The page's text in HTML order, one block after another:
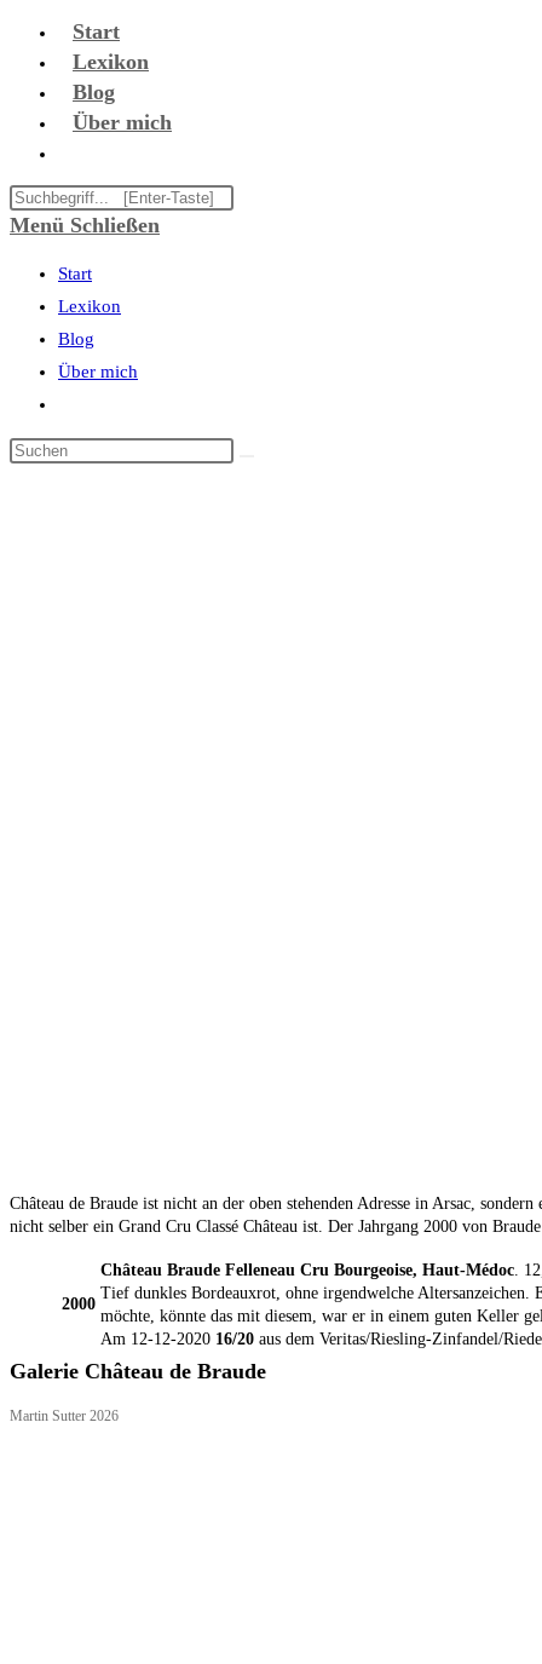
Zum
Start
Lexikon
Blog
Über mich
Suche
umschalten
Diese
Website
Menü Schließen
Start
Lexikon
Blog
Über mich
Suche
umschalten
Château de Braude ist nicht an der oben stehenden Adresse in Arsac,
nicht selber ein Grand Cru Classé Château ist. Der Jahrgang 2000 von
2000
Château Braude Felleneau Cru Bourgeoise, Haut-Médoc .
Tief dunkles Bordeauxrot, ohne irgendwelche
möchte, könnte das mit diesem, war er in einem guten Keller
Am 12-12-2020 16/20 aus dem Veritas/Riesling-Zinfandel/
Galerie Château de Braude
Martin Sutter 2026